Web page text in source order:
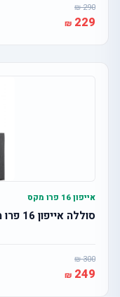
290
229
אייפון 16 פרו מקס
סוללה אייפון 16 פרו מקס מתאקטבת
300
249